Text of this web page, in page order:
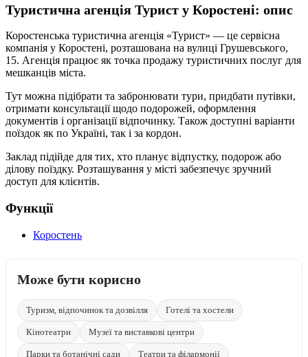
Туристична агенція Турист у Коростені: опис
Коростенська туристична агенція «Турист» — це сервісна
компанія у Коростені, розташована на вулиці Грушевського,
15. Агенція працює як точка продажу туристичних послуг для
мешканців міста.
Тут можна підібрати та забронювати тури, придбати путівки,
отримати консультації щодо подорожей, оформлення
документів і організації відпочинку. Також доступні варіанти
поїздок як по Україні, так і за кордон.
Заклад підійде для тих, хто планує відпустку, подорож або
ділову поїздку. Розташування у місті забезпечує зручний
доступ для клієнтів.
Функції
Коростень
Може бути корисно
Туризм, відпочинок та дозвілля Готелі та хостели
Кінотеатри Музеї та виставкові центри
Парки та ботанічні сади Театри та філармонії